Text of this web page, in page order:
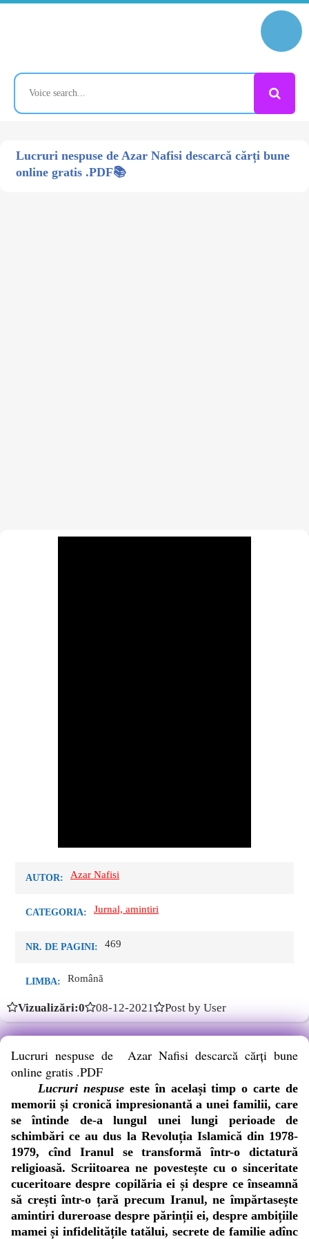
Lucruri nespuse de Azar Nafisi descarcă cărți bune
online gratis .PDF📚
AUTOR: Azar Nafisi
CATEGORIA: Jurnal, amintiri
NR. DE PAGINI: 469
LIMBA: Română
Vizualizări:0 08-12-2021 Post by User
Lucruri nespuse de Azar Nafisi descarcă cărți bune
online gratis .PDF
Lucruri nespuse este în același timp o carte de
memorii și cronică impresionantă a unei familii, care
se întinde de-a lungul unei lungi perioade de
schimbări ce au dus la Revoluția Islamică din 1978-
1979, cînd Iranul se transformă într-o dictatură
religioasă. Scriitoarea ne povestește cu o sinceritate
cuceritoare despre copilăria ei și despre ce înseamnă
să crești într-o țară precum Iranul, ne împărtasește
amintiri dureroase despre părinții ei, despre ambițiile
mamei și infidelitățile tatălui, secrete de familie adînc